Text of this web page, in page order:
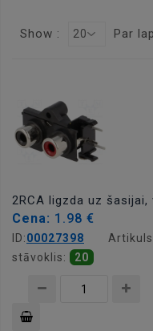
Show : 20 Par
2RCA ligzda uz
Cena: 1.98 €
ID:00027398
stāvoklis:
20